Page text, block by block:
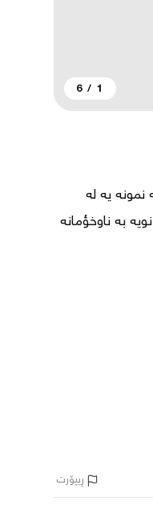
1
/
6
هيؤنداى تؤكسؤن مؤديل 2014 بئ بؤياغ ته نها كه ميك ساردى هه يه سه ياره كه يه ك ده سته نمونه يه له
جوانى مه كينه ى نه كراوه ته وه گيرومه كينه و ته بريد به شه رت بئ ته قه و ره قه سه نه وى نويه به ناوخؤمانه
ڕیپۆرت